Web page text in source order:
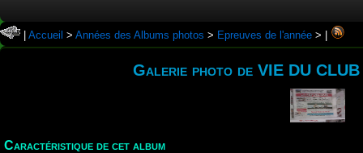
Accueil > Années des Albums photos > Epreuves de l'année >
Galerie photo de VIE DU
Caractéristique de cet album